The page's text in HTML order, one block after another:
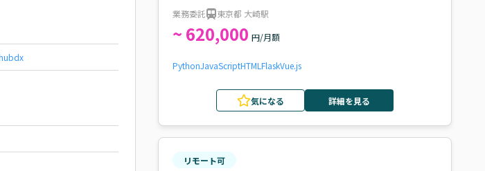
dx
件・求人
業務委託 東京都 大崎駅
~ 620,000 円/月額
PythonJavaScriptHTML FlaskVue.js
気になる 詳細を見る
リモート可